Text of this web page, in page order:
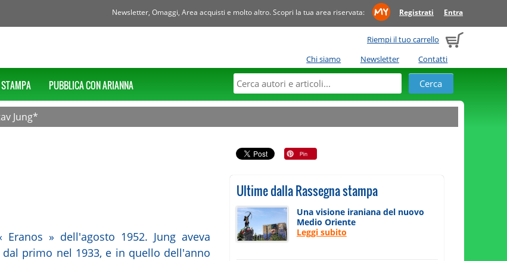
Newsletter, Omaggi, Area acquisti e molto altro. Scopri la tua area riservata: Registrati Entra
Riempi il tuo carrello
Chi siamo
Newsletter Contatti
PUBBLICA CON ARIANNA
Jung*
» dell'agosto 1952. Jung aveva
primo nel 1933, e in quello dell'anno
Ultime dalla Rassegna stampa
Una visione iraniana del nuovo
Medio Oriente
Leggi subito